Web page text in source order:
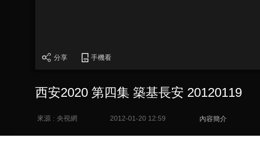
分享 手機看
西安2020 第四集 築基長安 20120119
來源 : 央視網 2012-01-20 12:59 內容簡介